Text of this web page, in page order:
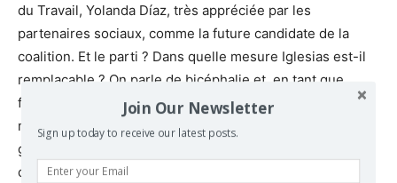
du Travail, Yolanda Díaz, très appréciée par les
partenaires sociaux, comme la future candidate de la
coalition. Et le parti ? Dans quelle mesure Iglesias est-il
remplaçable ? On parle de bicéphalie et, en tant que
future secrétaire générale, on envisage Iole Belarra,
ministre des Droits sociaux qui a remplacé Iglesias au
gouvernement. La décision sera prise lors d’un prochain
congrès où Podemos devra également se repenser. Il y a
Join Our Newsletter
Sign up today to receive our latest posts.